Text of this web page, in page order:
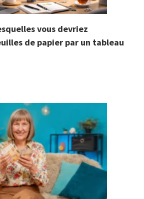
vous devriez
de papier par un tableau